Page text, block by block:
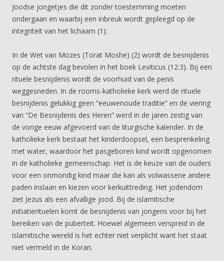
Joodse jongetjes die dit zonder toestemming moeten
ondergaan en waarbij een inbreuk wordt gepleegd op de
integriteit van het lichaam (1).
In de Wet van Mozes (Torat Moshe) (2) wordt de besnijdenis
op de achtste dag bevolen in het boek Leviticus (12:3). Bij een
rituele besnijdenis wordt de voorhuid van de penis
weggesneden. In de rooms-katholieke kerk werd de rituele
besnijdenis gelukkig geen “eeuwenoude traditie” en de viering
van “De Besnijdenis des Heren” werd in de jaren zestig van
de vorige eeuw afgevoerd van de liturgische kalender. In de
katholieke kerk bestaat het kinderdoopsel, een besprenkeling
met water, waardoor het pasgeboren kind wordt opgenomen
in de katholieke gemeenschap. Het is de keuze van de ouders
voor een onmondig kind maar die kan als volwassene andere
paden inslaan en kiezen voor kerkuittreding. Het jodendom
ziet Jezus als een afvallige jood. Bij de islamitische
initiatierituelen komt de besnijdenis van jongens voor bij het
bereiken van de puberteit. Hoewel algemeen verspreid in de
islamitische wereld is het echter niet verplicht want het staat
niet vermeld in de Koran.